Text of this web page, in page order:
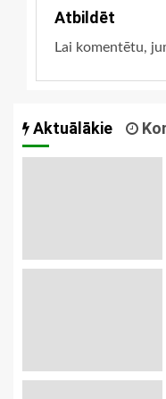
Atbildēt
Lai komentētu,
Aktuālākie